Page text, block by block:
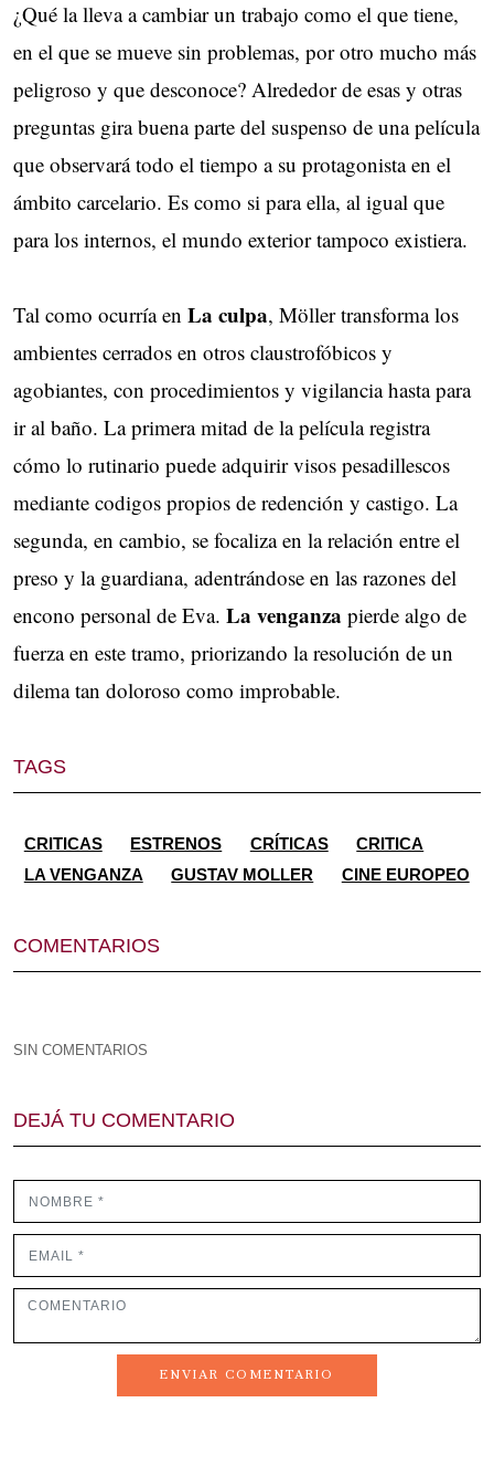
¿Qué la lleva a cambiar un trabajo como el que tiene,
en el que se mueve sin problemas, por otro mucho más
peligroso y que desconoce? Alrededor de esas y otras
preguntas gira buena parte del suspenso de una película
que observará todo el tiempo a su protagonista en el
ámbito carcelario. Es como si para ella, al igual que
para los internos, el mundo exterior tampoco existiera.
Tal como ocurría en La culpa, Möller transforma los
ambientes cerrados en otros claustrofóbicos y
agobiantes, con procedimientos y vigilancia hasta para
ir al baño. La primera mitad de la película registra
cómo lo rutinario puede adquirir visos pesadillescos
mediante codigos propios de redención y castigo. La
segunda, en cambio, se focaliza en la relación entre el
preso y la guardiana, adentrándose en las razones del
encono personal de Eva. La venganza pierde algo de
fuerza en este tramo, priorizando la resolución de un
dilema tan doloroso como improbable.
TAGS
CRITICAS ESTRENOS CRÍTICAS
CRITICA
LA VENGANZA
GUSTAV MOLLER CINE EUROPEO
COMENTARIOS
SIN COMENTARIOS
DEJÁ TU COMENTARIO
ENVIAR COMENTARIO